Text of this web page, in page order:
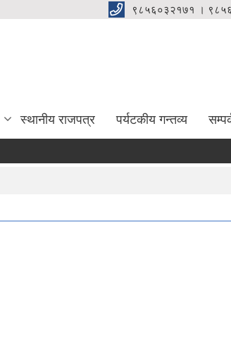
९८५६०३२१७१ ।
स्थानीय राजपत्र पर्यटकीय गन्तव्य